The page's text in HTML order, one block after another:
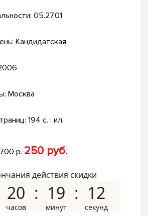
05.27.01
Кандидатская
Москва
194 с. : ил.
700 р.250 руб.
действия скидки
20 19 11